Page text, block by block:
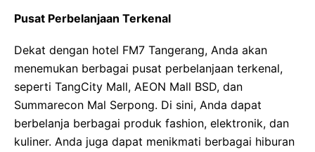
Pusat Perbelanjaan Terkenal
Dekat dengan hotel FM7 Tangerang, Anda akan
menemukan berbagai pusat perbelanjaan terkenal,
seperti TangCity Mall, AEON Mall BSD, dan
Summarecon Mal Serpong. Di sini, Anda dapat
berbelanja berbagai produk fashion, elektronik, dan
kuliner. Anda juga dapat menikmati berbagai hiburan